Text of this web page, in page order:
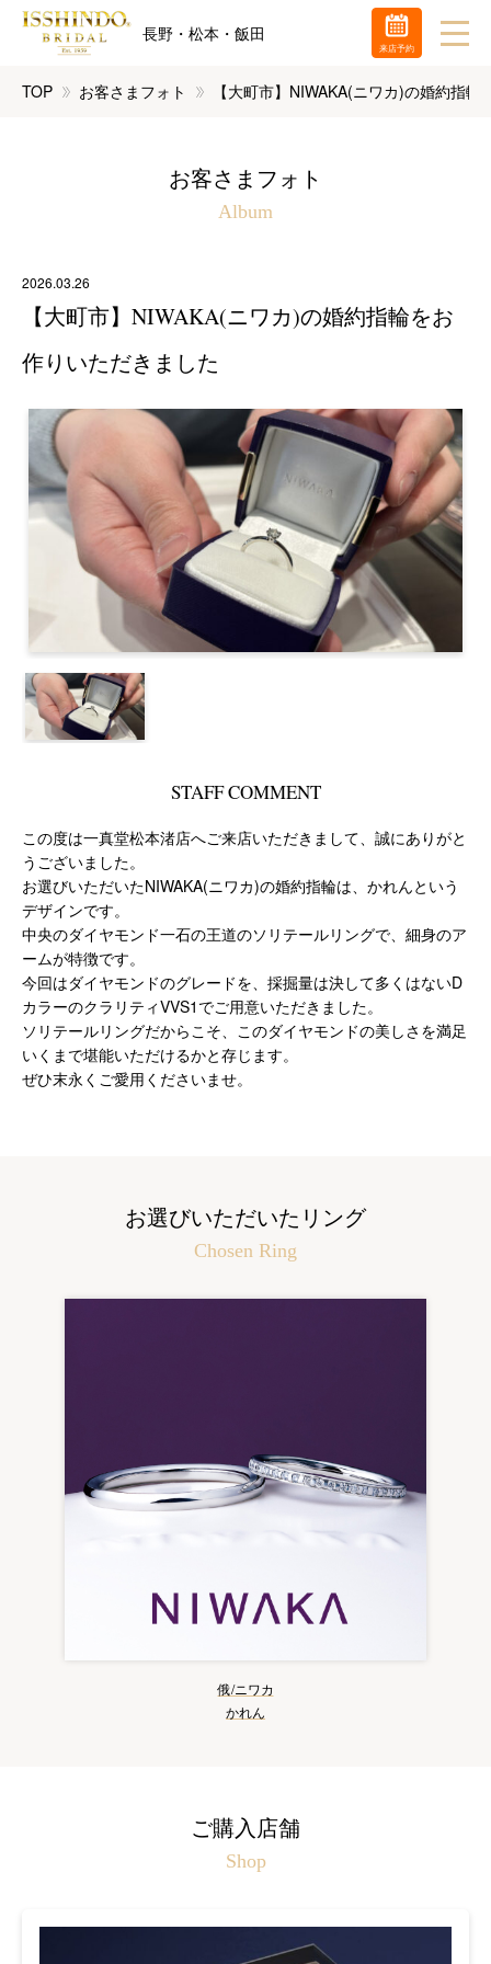
長野・松本・飯田
TOP お客さまフォト 【大町市】NIWAKA(ニワカ)の婚約指
お客さまフォト
Album
2026.03.26
【大町市】NIWAKA(ニワカ)の婚約指輪をお
作りいただきました
STAFF COMMENT
この度は一真堂松本渚店へご来店いただきまして、誠にありがと
うございました。
お選びいただいたNIWAKA(ニワカ)の婚約指輪は、かれんという
デザインです。
中央のダイヤモンド一石の王道のソリテールリングで、細身のア
ームが特徴です。
今回はダイヤモンドのグレードを、採掘量は決して多くはないD
カラーのクラリティVVS1でご用意いただきました。
ソリテールリングだからこそ、このダイヤモンドの美しさを満足
いくまで堪能いただけるかと存じます。
ぜひ末永くご愛用くださいませ。
お選びいただいたリング
Chosen Ring
俄/ニワカ
かれん
ご購入店舗
Shop
来店予約